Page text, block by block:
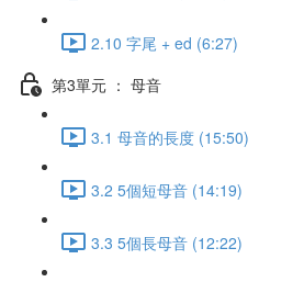
2.10 字尾 + ed (6:27)
第3單元 ： 母音
3.1 母音的長度 (15:50)
3.2 5個短母音 (14:19)
3.3 5個長母音 (12:22)